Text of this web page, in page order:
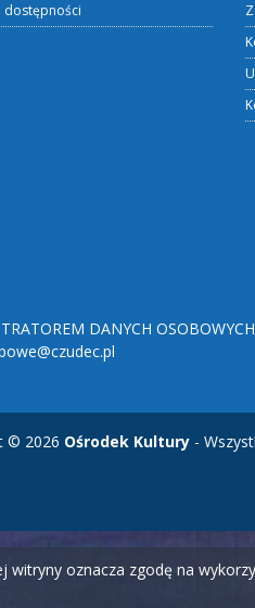
dostępności
DANYCH
© 2026 Ośrodek Kultury -
witryny oznacza zgodę na